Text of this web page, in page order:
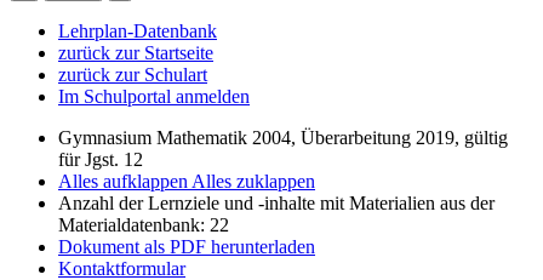
Lehrplan-Datenbank
zurück zur Startseite
zurück zur Schulart
Im Schulportal anmelden
Gymnasium Mathematik 2004, Überarbeitung 2019, gültig
für Jgst. 12
Alles aufklappen Alles zuklappen
Anzahl der Lernziele und -inhalte mit Materialien aus der
Materialdatenbank: 22
Dokument als PDF herunterladen
Kontaktformular